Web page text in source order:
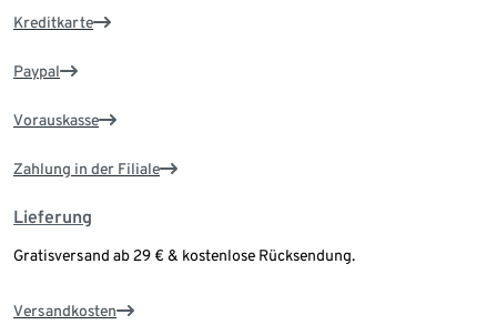
Kreditkarte
Paypal
Vorauskasse
Zahlung in der Filiale
Lieferung
Gratisversand ab 29 € & kostenlose Rücksendung.
Versandkosten